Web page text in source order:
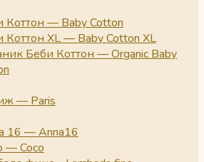
Коттон — Baby Cotton
Коттон XL — Baby Cotton XL
Беби Коттон — Organic Baby
— Paris
16 — Anna16
— Coco